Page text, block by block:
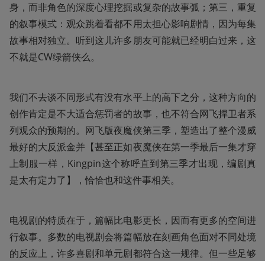
身，而非角色的深度心理挖掘或复杂的故事弧；第三，重复
的叙事模式：观众跳着看都不用太担心影响剧情，因为每集
故事相对独立。听到这儿许多朋友可能就已经明白过来，这
不就是CW绿箭侠么。
我们不去谈不同形式有没有水平上的高下之分，这种方向的
创作肯定是不大适合惩罚者的故事，也不符合网飞捍卫者系
列观众的预期的。网飞版夜魔侠第三季，塑造出了整个漫威
最好的大反派金并【甚至正如夜魔侠在第一季最后一集才穿
上制服一样，Kingpin这个称呼直到第三季才出现，编剧真
是太有定力了】，恰恰也和这件事相关。
电视剧的特质在于，篇幅比电影更长，因而有更多的空间进
行叙事。多数的电视剧会将篇幅放在刻画角色面对不同处境
的反应上，许多喜剧和单元剧都符合这一规律。但一些足够